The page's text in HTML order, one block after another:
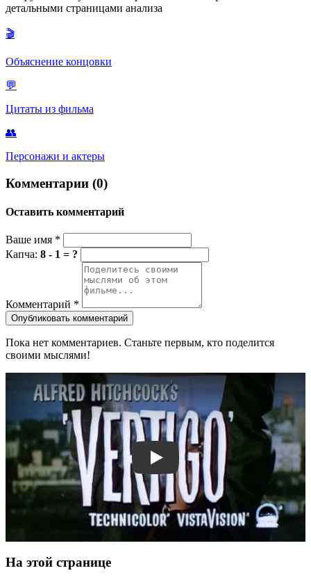
любви. Его визуальный язык, символизм, сложная структура
на мировой кинематограф и продолжают быть предметом
детальными страницами анализа
🎬
Объяснение концовки
💬
Цитаты из фильма
👥
Персонажи и актеры
Комментарии (0)
Оставить комментарий
Ваше имя *
Капча: 8 - 1 = ?
Комментарий *
Опубликовать комментарий
Пока нет комментариев. Станьте первым, кто поделится
своими мыслями!
Смотреть трейлер
На этой странице